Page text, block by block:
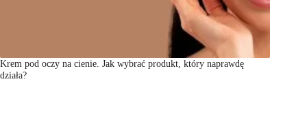
Krem pod oczy na cienie. Jak wybrać produkt, który naprawdę
działa?